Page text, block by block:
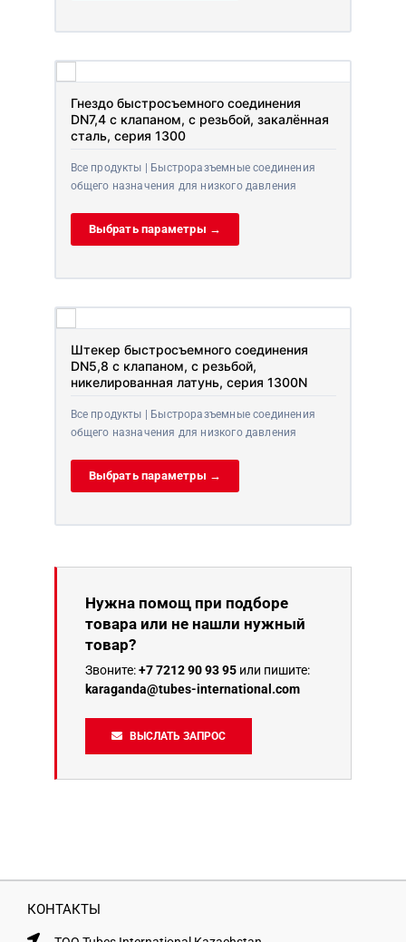
Гнездо быстросъемного соединения
DN7,4 с клапаном, с резьбой, закалённая
сталь, серия 1300
Все продукты | Быстроразъемные соединения
общего назначения для низкого давления
Выбрать параметры →
Штекер быстросъемного соединения
DN5,8 с клапаном, с резьбой,
никелированная латунь, серия 1300N
Все продукты | Быстроразъемные соединения
общего назначения для низкого давления
Выбрать параметры →
Нужна помощ при подборе
товара или не нашли нужный
товар?
Звоните:+7 7212 90 93 95 или пишите:
karaganda@tubes-international.com
ВЫСЛАТЬ ЗАПРОС
КОНТАКТЫ